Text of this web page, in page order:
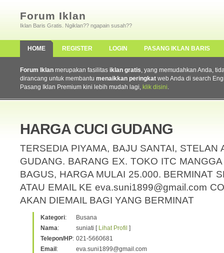
Forum Iklan
Iklan Baris Gratis. Ngiklan?? ngapain susah??
HOME REGISTER LOGIN PASANG IKLAN BARIS
Forum Iklan merupakan fasilitas iklan gratis, yang memudahkan Anda,
dirancang untuk membantu menaikkan peringkat web Anda di search
Pasang Iklan Premium kini lebih mudah lagi, klik disini.
HARGA CUCI GUDANG
TERSEDIA PIYAMA, BAJU SANTAI, STELAN
GUDANG. BARANG EX. TOKO ITC
BAGUS, HARGA MULAI 25.000. BERMINAT
ATAU EMAIL KE eva.suni1899@gmail.com
AKAN DIEMAIL BAGI YANG BERMINAT
Kategori:
Busana
Nama: suniati [ Lihat Profil ]
Telepon/HP: 021-5660681
Email :
eva.suni1899@gmail.com